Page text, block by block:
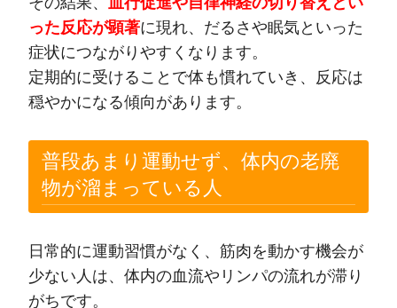
った反応が顕著に現れ、だるさや眠気といった
症状につながりやすくなります。
定期的に受けることで体も慣れていき、反応は
穏やかになる傾向があります。
普段あまり運動せず、体内の老廃
物が溜まっている人
日常的に運動習慣がなく、筋肉を動かす機会が
少ない人は、体内の血流やリンパの流れが滞り
がちです。